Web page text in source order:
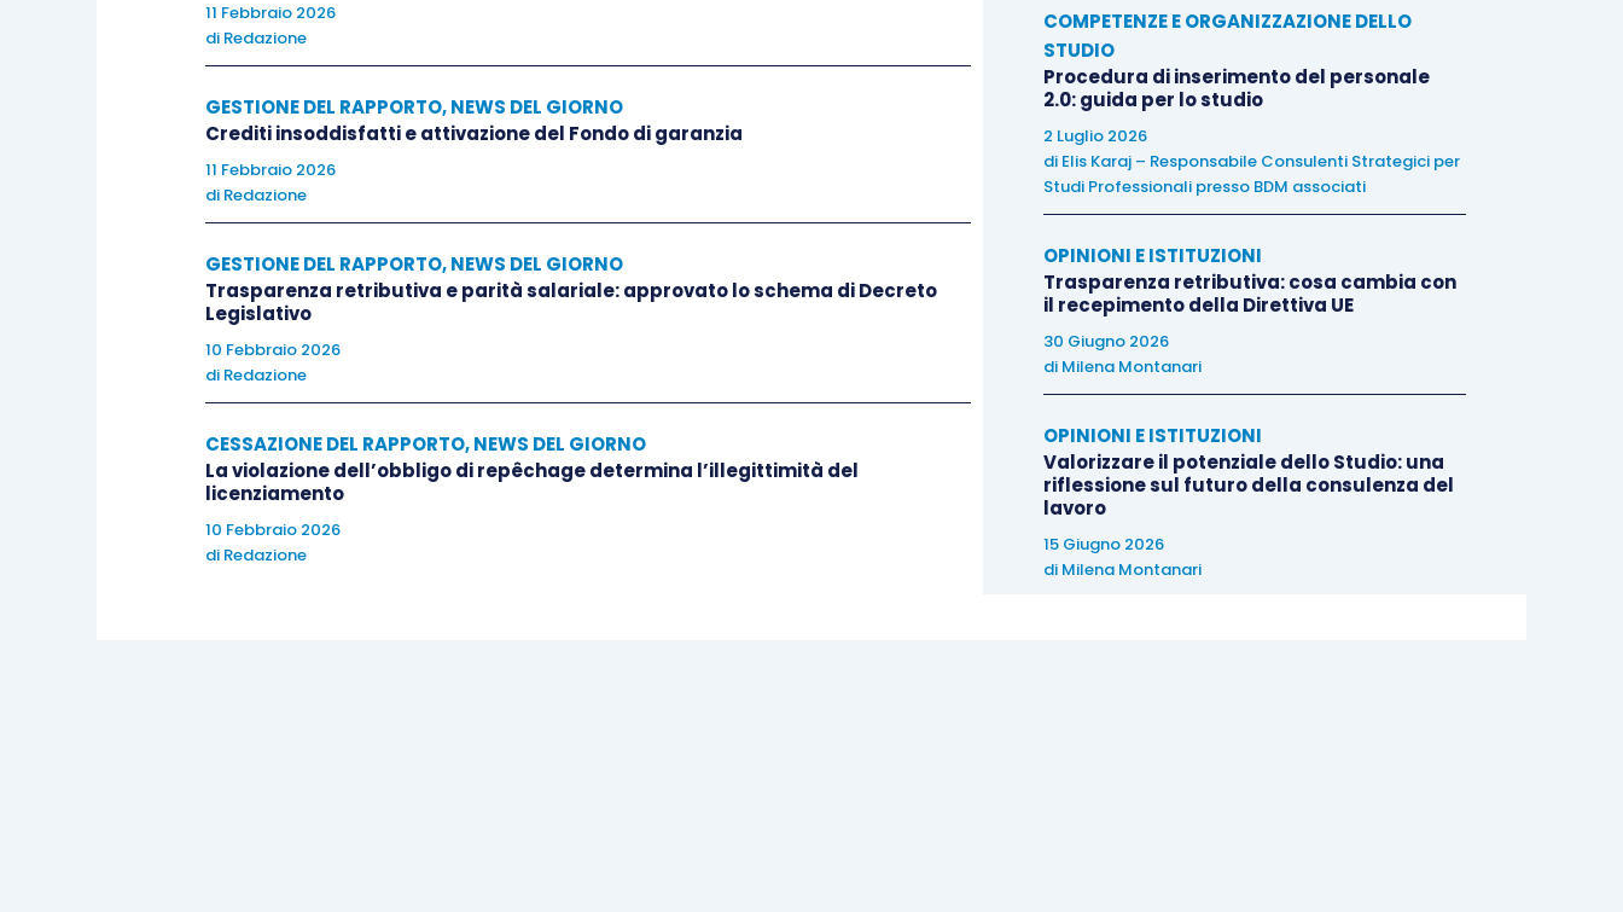
11 Febbraio 2026
di Redazione
GESTIONE DEL RAPPORTO,NEWS DEL GIORNO
Crediti insoddisfatti e attivazione del Fondo di garanzia
11 Febbraio 2026
di Redazione
GESTIONE DEL RAPPORTO,NEWS DEL GIORNO
Trasparenza retributiva e parità salariale: approvato lo schema di Decreto
Legislativo
10 Febbraio 2026
di Redazione
CESSAZIONE DEL RAPPORTO,NEWS DEL GIORNO
La violazione dell’obbligo di repêchage determina l’illegittimità del
licenziamento
10 Febbraio 2026
di Redazione
COMPETENZE E ORGANIZZAZIONE DELLO
STUDIO
Procedura di inserimento del personale
2.0: guida per lo studio
2 Luglio 2026
di Elis Karaj – Responsabile Consulenti Strategici per
Studi Professionali presso BDM associati
OPINIONI E ISTITUZIONI
Trasparenza retributiva: cosa cambia con
il recepimento della Direttiva UE
30 Giugno 2026
di Milena Montanari
OPINIONI E ISTITUZIONI
Valorizzare il potenziale dello Studio: una
riflessione sul futuro della consulenza del
lavoro
15 Giugno 2026
di Milena Montanari